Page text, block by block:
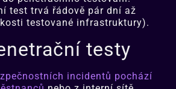
test trvá řádově pár dní až
testované infrastruktury).
testy
incidentů pochází